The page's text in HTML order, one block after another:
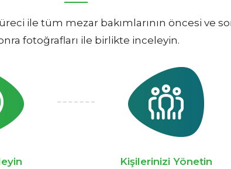
ile tüm mezar bakımlarının öncesi ve
fotoğrafları ile birlikte inceleyin.
Kişilerinizi Yönetin